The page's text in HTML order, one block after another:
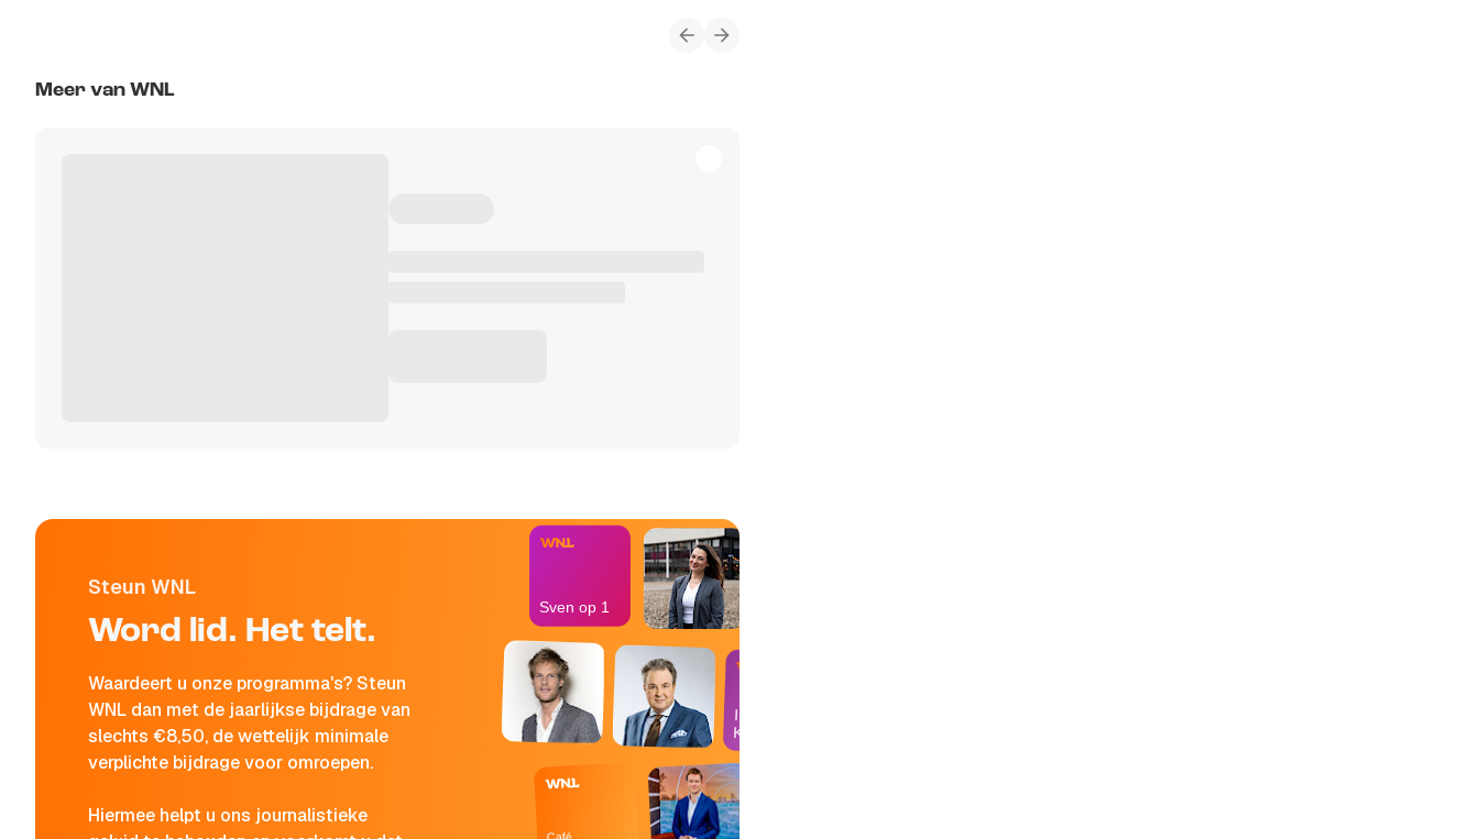
Meer van WNL
Steun WNL
Word lid. Het telt.
Waardeert u onze programma's? Steun
WNL dan met de jaarlijkse bijdrage van
slechts €8,50, de wettelijk minimale
verplichte bijdrage voor omroepen.
Hiermee helpt u ons journalistieke
In de
Kantine
Sven op 1